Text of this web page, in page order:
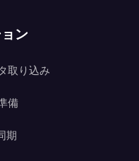
ン
取り込み
備
期